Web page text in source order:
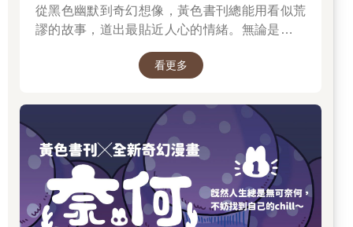
從黑色幽默到奇幻想像，黃色書刊總能用看似荒
謬的故事，道出最貼近人心的情緒。無論是人生
的瞬間，都在他的筆下化成令人會心一笑、又忍
男子變成兔子的異世界冒險，開啟全新故事篇
章，更推出限量書衣版值得收藏。無論是第一次
認識黃色書刊，或想一次補齊歷年代表作，這裡
都是走進黃色書刊漫畫世界的最佳入口。
看更多